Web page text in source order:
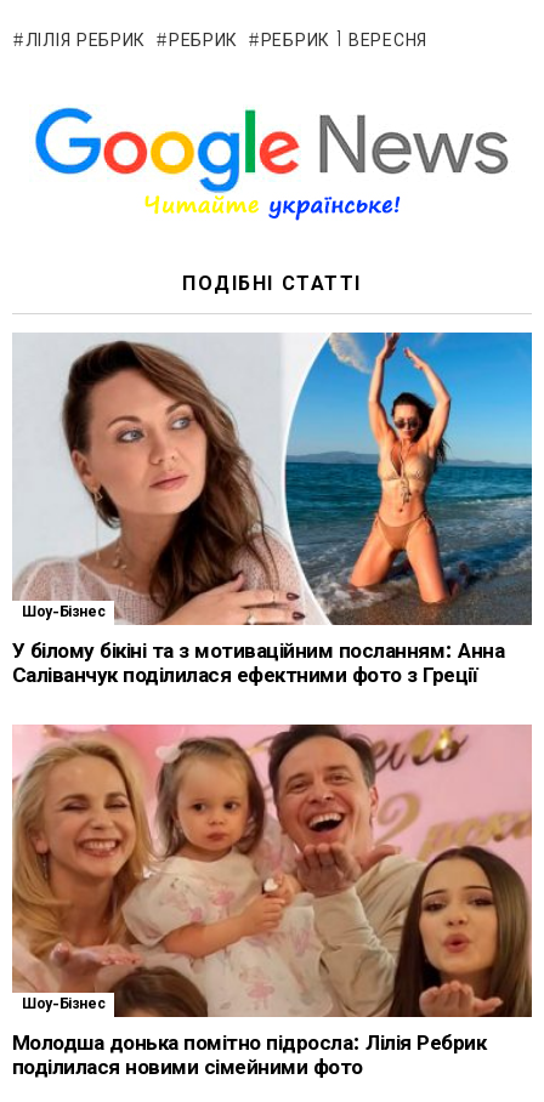
ЛІЛІЯ РЕБРИК РЕБРИК РЕБРИК 1 ВЕРЕСНЯ
ПОДІБНІ СТАТТІ
Шоу-Бізнес
У білому бікіні та з мотиваційним посланням: Анна
Саліванчук поділилася ефектними фото з Греції
Шоу-Бізнес
Молодша донька помітно підросла: Лілія Ребрик
поділилася новими сімейними фото